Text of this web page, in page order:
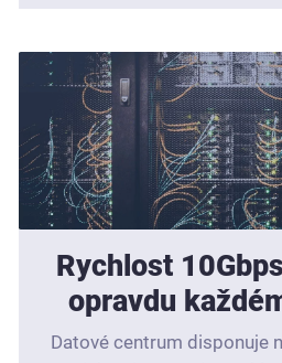
Rychlost
opravdu
Datové centrum disponuje